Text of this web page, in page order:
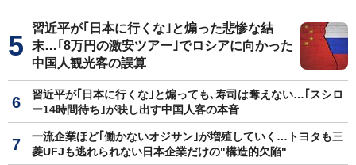
習近平が｢日本に行くな｣と煽った悲惨な結
末…｢8万円の激安ツアー｣でロシアに向かった
中国人観光客の誤算
習近平が｢日本に行くな｣と煽っても､寿司は奪えない…｢スシロ
ー14時間待ち｣が映し出す中国人客の本音
一流企業ほど｢働かないオジサン｣が増殖していく…トヨタも三
菱UFJも逃れられない日本企業だけの"構造的欠陥"